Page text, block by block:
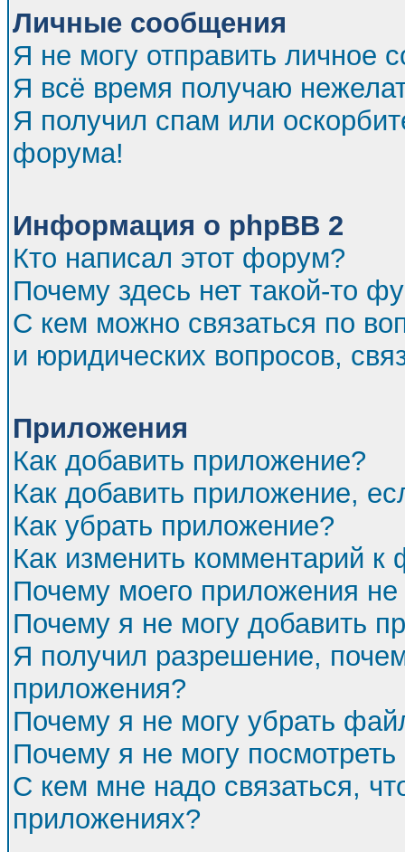
Личные сообщения
Я не могу отправить личное
Я всё время получаю
Я получил спам или
форума!
Информация о phpBB 2
Кто написал этот форум?
Почему здесь нет такой-то
С кем можно связаться по
и юридических вопросов,
Приложения
Как добавить приложение?
Как добавить приложение,
Как убрать приложение?
Как изменить комментарий к
Почему моего приложения не
Почему я не могу добавить
Я получил разрешение,
приложения?
Почему я не могу убрать
Почему я не могу
С кем мне надо связаться,
приложениях?